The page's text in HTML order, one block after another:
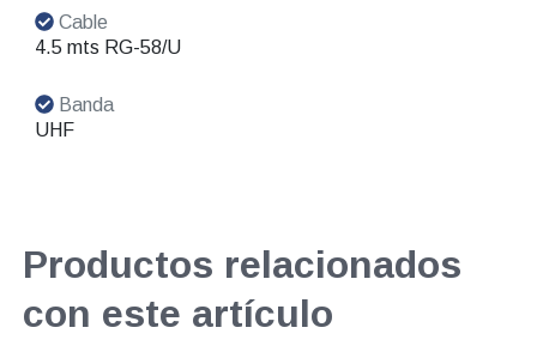
Cable
4.5 mts RG-58/U
Banda
UHF
Productos relacionados
con este artículo